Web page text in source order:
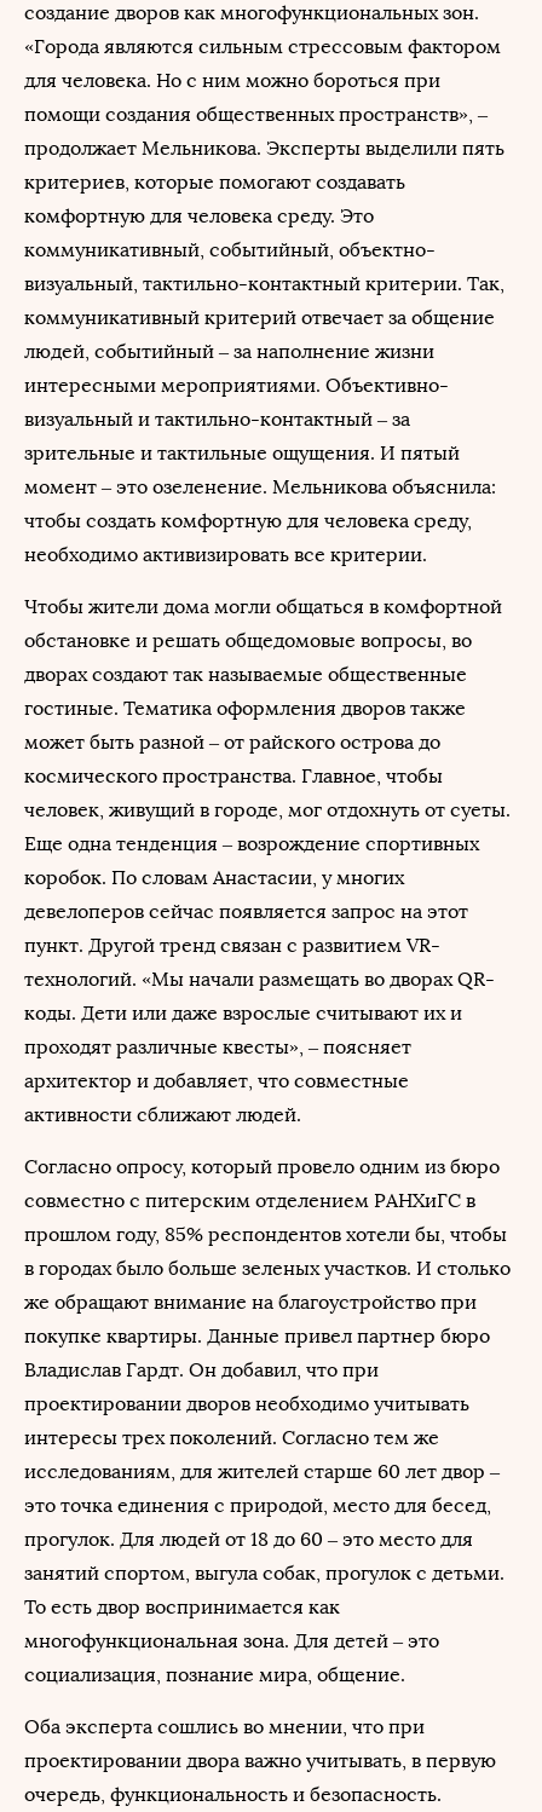
создание дворов как многофункциональных зон.
«Города являются сильным стрессовым фактором
для человека. Но с ним можно бороться при
помощи создания общественных пространств», –
продолжает Мельникова. Эксперты выделили пять
критериев, которые помогают создавать
комфортную для человека среду. Это
коммуникативный, событийный, объектно-
визуальный, тактильно-контактный критерии. Так,
коммуникативный критерий отвечает за общение
людей, событийный – за наполнение жизни
интересными мероприятиями. Объективно-
визуальный и тактильно-контактный – за
зрительные и тактильные ощущения. И пятый
момент – это озеленение. Мельникова объяснила:
чтобы создать комфортную для человека среду,
необходимо активизировать все критерии.
Чтобы жители дома могли общаться в комфортной
обстановке и решать общедомовые вопросы, во
дворах создают так называемые общественные
гостиные. Тематика оформления дворов также
может быть разной – от райского острова до
космического пространства. Главное, чтобы
человек, живущий в городе, мог отдохнуть от суеты.
Еще одна тенденция – возрождение спортивных
коробок. По словам Анастасии, у многих
девелоперов сейчас появляется запрос на этот
пункт. Другой тренд связан с развитием VR-
технологий. «Мы начали размещать во дворах QR-
коды. Дети или даже взрослые считывают их и
проходят различные квесты», – поясняет
архитектор и добавляет, что совместные
активности сближают людей.
Согласно опросу, который провело одним из бюро
совместно с питерским отделением РАНХиГС в
прошлом году, 85% респондентов хотели бы, чтобы
в городах было больше зеленых участков. И столько
же обращают внимание на благоустройство при
покупке квартиры. Данные привел партнер бюро
Владислав Гардт. Он добавил, что при
проектировании дворов необходимо учитывать
интересы трех поколений. Согласно тем же
исследованиям, для жителей старше 60 лет двор –
это точка единения с природой, место для бесед,
прогулок. Для людей от 18 до 60 – это место для
занятий спортом, выгула собак, прогулок с детьми.
То есть двор воспринимается как
многофункциональная зона. Для детей – это
социализация, познание мира, общение.
Оба эксперта сошлись во мнении, что при
проектировании двора важно учитывать, в первую
очередь, функциональность и безопасность.